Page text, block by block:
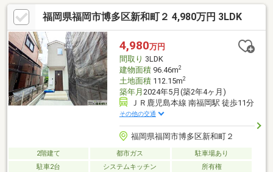
収納付きで、ものが多くなる脱衣所もすっきりとしますね！〇風
通し・日当たり良好で天気の良い日は気持ちよく物干しができま
す♪〇大城小学校まで徒歩約14分、大野東中学校まで徒歩約11
分！通学にも安心の立地です！〇徒歩圏内に大野城市総合体育館
があり、子育て中のファミリー向けです！〇閑静な住宅街となっ
ており、落ち着いた住環境を実現できます
福岡県福岡市博多区新和町２ 4,980万円 3LDK
4,980万円
間取り 3LDK
建物面積96.46m2
土地面積112.15m2
築年月 2024年5月(築2年4ヶ月)
ＪＲ鹿児島本線 南福岡駅 徒歩11分
その他の交通
福岡県福岡市博多区新和町２
2階建て 都市ガス
駐車場あり
駐車2台
システムキッチン 所有権